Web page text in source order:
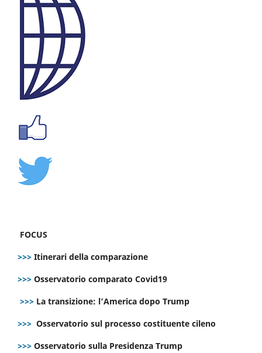
FOCUS
>>> Itinerari della comparazione
>>> Osservatorio comparato Covid19
>>> La transizione: l’America dopo Trump
>>> Osservatorio sul processo costituente cileno
>>> Osservatorio sulla Presidenza Trump